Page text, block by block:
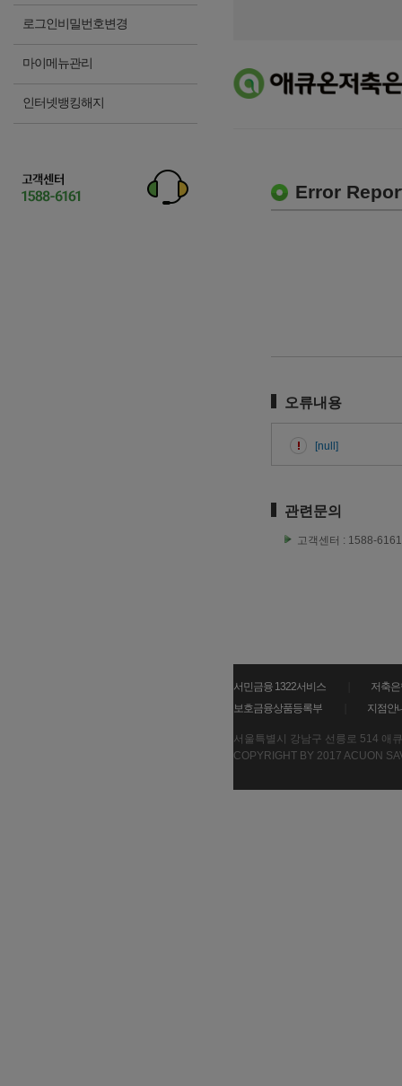
로그인비밀번호변경
마이메뉴관리
인터넷뱅킹해지
Error
오류내용
[null]
관련문의
고객센터 : 1588-6161
서민금융 1322서비스
저축
보호금융상품등록부
지점안
서울특별시 강남구 선릉로 514
COPYRIGHT BY 2017 ACUON